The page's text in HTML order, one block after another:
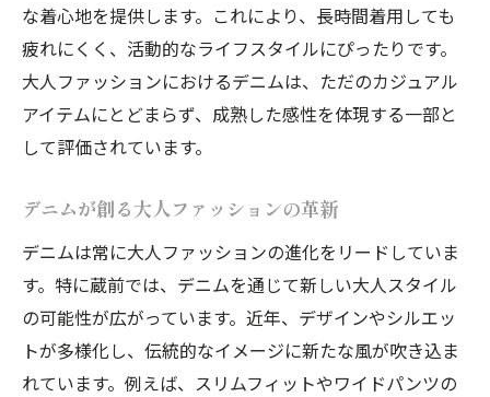
な着心地を提供します。これにより、長時間着用しても
疲れにくく、活動的なライフスタイルにぴったりです。
大人ファッションにおけるデニムは、ただのカジュアル
アイテムにとどまらず、成熟した感性を体現する一部と
して評価されています。
デニムが創る大人ファッションの革新
デニムは常に大人ファッションの進化をリードしていま
す。特に蔵前では、デニムを通じて新しい大人スタイル
の可能性が広がっています。近年、デザインやシルエッ
トが多様化し、伝統的なイメージに新たな風が吹き込ま
れています。例えば、スリムフィットやワイドパンツの